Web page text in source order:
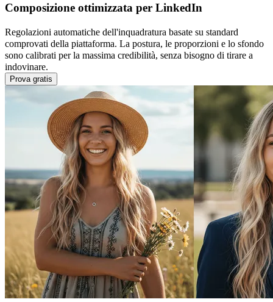
Composizione ottimizzata per LinkedIn
Regolazioni automatiche dell'inquadratura basate su standard
comprovati della piattaforma. La postura, le proporzioni e lo sfondo
sono calibrati per la massima credibilità, senza bisogno di tirare a
indovinare.
Prova gratis